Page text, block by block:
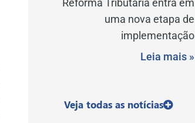
Reforma Tributária entra em
uma nova etapa de
implementação
Leia mais »
Veja todas as notícias